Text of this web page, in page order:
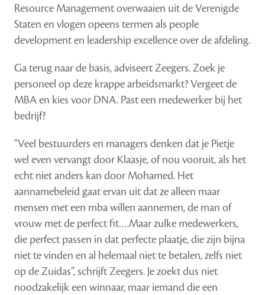
Resource Management overwaaien uit de Verenigde
Staten en vlogen opeens termen als people
development en leadership excellence over de afdeling.
Ga terug naar de basis, adviseert Zeegers. Zoek je
personeel op deze krappe arbeidsmarkt? Vergeet de
MBA en kies voor DNA. Past een medewerker bij het
bedrijf?
“Veel bestuurders en managers denken dat je Pietje
wel even vervangt door Klaasje, of nou vooruit, als het
echt niet anders kan door Mohamed. Het
aannamebeleid gaat ervan uit dat ze alleen maar
mensen met een mba willen aannemen, de man of
vrouw met de perfect fit….Maar zulke medewerkers,
die perfect passen in dat perfecte plaatje, die zijn bijna
niet te vinden en al helemaal niet te betalen, zelfs niet
op de Zuidas”, schrijft Zeegers. Je zoekt dus niet
noodzakelijk een winnaar, maar iemand die een